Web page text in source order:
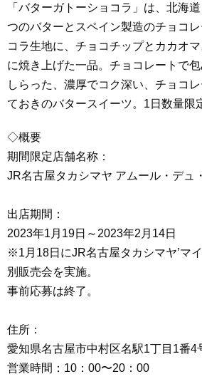
「バターガトーショコラ」は、北海
つのバターとスペイン製造のチョコ
コラ⽣地に、チョコチップとカカオ
に焼き上げた一品。チョコレートで
しらった、濃厚でコク深い、チョコ
ておきのバタースイーツ。1日数量限
◇概要
期間限定店舗名称：
JR名古屋タカシマヤ アムール・デュ
出店期間：
2023年1月19日～2023年2月14日
※1月18日にJR名古屋タカシマヤ’マ
別販売会を実施。
事前応募は終了。
住所：
愛知県名古屋市中村区名駅1丁目1番4
営業時間：10：00〜20：00